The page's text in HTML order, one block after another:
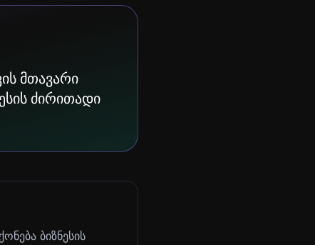
მთავარი
ძირითადი
ბიზნესის